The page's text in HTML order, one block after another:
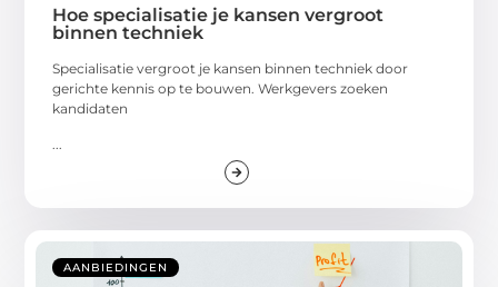
Hoe specialisatie je kansen vergroot
binnen techniek
Specialisatie vergroot je kansen binnen techniek door
gerichte kennis op te bouwen. Werkgevers zoeken
kandidaten
...
AANBIEDINGEN